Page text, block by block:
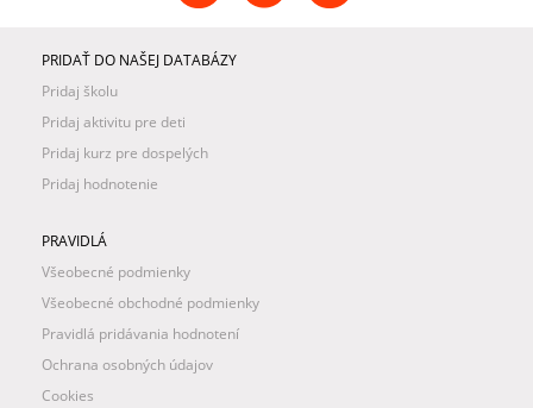
PRIDAŤ DO NAŠEJ DATABÁZY
Pridaj školu
Pridaj aktivitu pre deti
Pridaj kurz pre dospelých
Pridaj hodnotenie
PRAVIDLÁ
Všeobecné podmienky
Všeobecné obchodné podmienky
Pravidlá pridávania hodnotení
Ochrana osobných údajov
Cookies